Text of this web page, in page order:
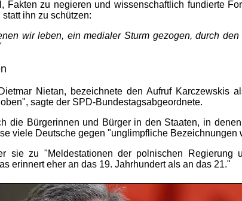
zu negieren und wissenschaftlich fundierte
ihn zu schützen:
wir leben, ein medialer Sturm gezogen, durch
Nietan, bezeichnete den Aufruf Karczewskis
sagte der SPD-Bundestagsabgeordnete.
die Bürgerinnen und Bürger in den Staaten, in
viele Deutsche gegen "unglimpfliche Bezeichnungen
sie zu "Meldestationen der polnischen Regierung
erinnert eher an das 19. Jahrhundert als an das 21."